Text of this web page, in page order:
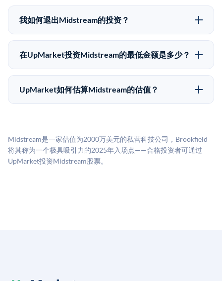
应做好可能全部损失的准备。私有公司的估值在融资轮
次之间可能大幅波动。投资者应在投资前咨询其财务顾
在Pre-IPO交易中，合格投资者通过二级市场平台从现有
股东（如员工、早期投资者或其他持有人）处购买股
为FINRA注册的经纪交易商促成这些交易，代表双方处
理合规、文件和结算事宜。
我如何退出Midstream的投资？
Pre-IPO持股主要有两种退出途径：在二级市场将股份出
售给其他买家，或持有直到公司完成IPO或被收购。两
市场条件。任何退出的时间都是不可预测的，投资者应
做好多年持有的准备。
在UpMarket投资Midstream的最低金额是多少？
UpMarket上大多数Pre-IPO产品的最低投资金额为
50,000美元。具体金额可能因产品和股份供应情况而有
UpMarket如何估算Midstream的估值？
司可比倍数应用私有公司折扣，以反映流动性不足和信
息不对称。此估值不构成投资建议，可能与实际交易价
Midstream是一家估值为2000万美元的私营科技公司，Brookfield
将其称为一个极具吸引力的2025年入场点——合格投资者可通过
UpMarket投资Midstream股票。